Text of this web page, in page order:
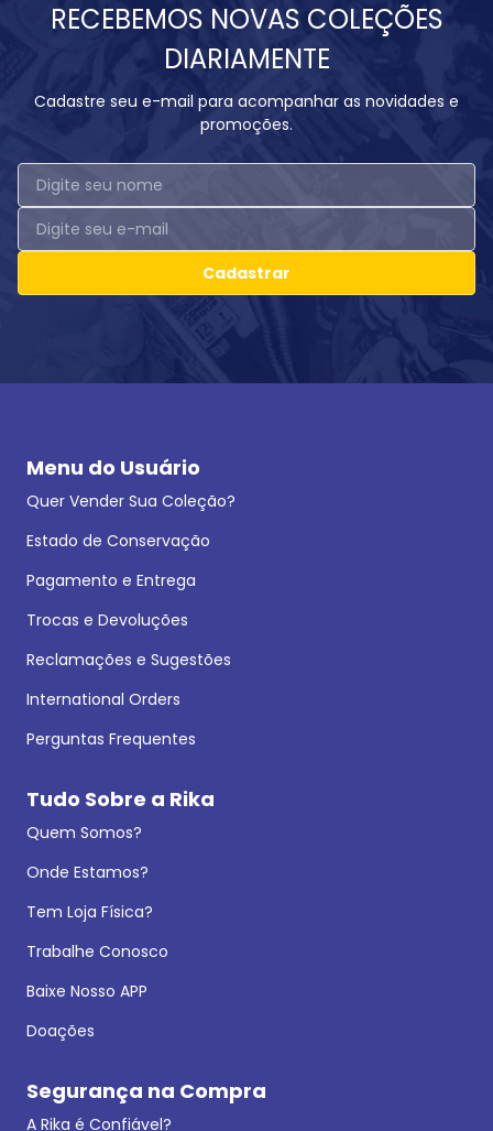
RECEBEMOS NOVAS COLEÇÕES
DIARIAMENTE
Cadastre seu e-mail para acompanhar as novidades e
promoções.
Cadastrar
Menu do Usuário
Quer Vender Sua Coleção?
Estado de Conservação
Pagamento e Entrega
Trocas e Devoluções
Reclamações e Sugestões
International Orders
Perguntas Frequentes
Tudo Sobre a Rika
Quem Somos?
Onde Estamos?
Tem Loja Física?
Trabalhe Conosco
Baixe Nosso APP
Doações
Segurança na Compra
A Rika é Confiável?